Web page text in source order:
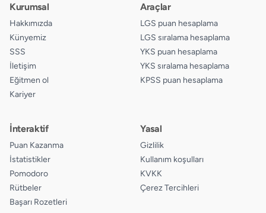
Kurumsal
Hakkımızda
Künyemiz
SSS
İletişim
Eğitmen ol
Kariyer
Araçlar
LGS puan hesaplama
LGS sıralama hesaplama
YKS puan hesaplama
YKS sıralama hesaplama
KPSS puan hesaplama
İnteraktif
Puan Kazanma
İstatistikler
Pomodoro
Rütbeler
Başarı Rozetleri
Yasal
Gizlilik
Kullanım koşulları
KVKK
Çerez Tercihleri